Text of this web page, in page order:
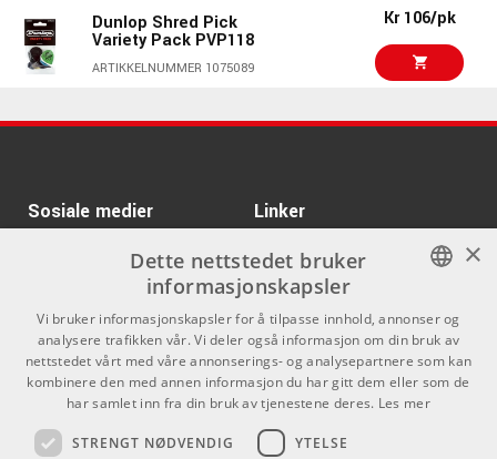
ARTIKKELNUMMER 1075086
Dunlop Variety Pack
Light/Medium PVP101
ARTIKKELNUMMER 1056818
Kr 105/pk
ARTIKKELNUMMER 1059072
Dunlop Shred Pick
Variety Pack PVP118
ARTIKKELNUMMER 1075089
Kr 106/pk
Dunlop Acoustic Pick
Daddario NYXL1046
ARTIKKELNUMMER 1042788
Daddario NYXL1052
ARTIKKELNUMMER 1047496
MOTU M4
ARTIKKELNUMMER 1063636
Kr 3531/stk
Sosiale medier Linker
Om Oss
Kontakt oss
Kjøpsvilkår
Butikken
Varemerker
NORWEGIAN
×
Dette nettstedet bruker
informasjonskapsler
Vi bruker informasjonskapsler for å tilpasse innhold, annonser og
analysere trafikken vår. Vi deler også informasjon om din bruk av
nettstedet vårt med våre annonserings- og analysepartnere som kan
kombinere den med annen informasjon du har gitt dem eller som de
har samlet inn fra din bruk av tjenestene deres. Les mer
STRENGT NØDVENDIG YTELSE